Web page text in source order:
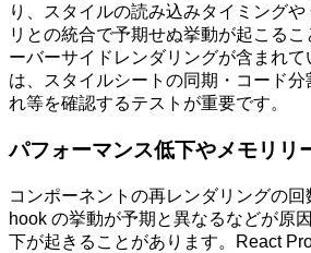
り、スタイルの読み込みタイミング
リとの統合で予期せぬ挙動が起こる
ーバーサイドレンダリングが含まれ
は、スタイルシートの同期・コード
れ等を確認するテストが重要です。
パフォーマンス低下やメモリリ
コンポーネントの再レンダリングの
hook の挙動が予期と異なるなどが原
下が起きることがあります。React